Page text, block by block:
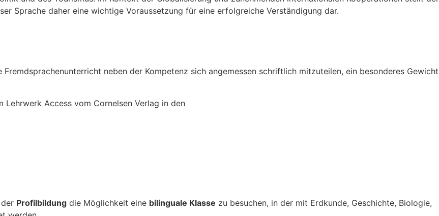
Sprache daher eine wichtige Voraussetzung für eine erfolgreiche Verständigung dar.
neben der Kompetenz sich angemessen schriftlich mitzuteilen, ein besonderes Gewicht
Lehrwerk Access vom Cornelsen Verlag in den
Profilbildung die Möglichkeit eine bilinguale Klasse zu besuchen, in der mit Erdkunde, Geschichte, Biologie,